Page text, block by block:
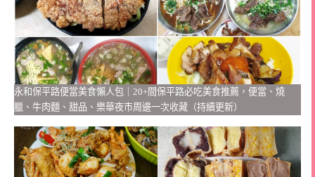
永和保平路便當美食懶人包｜20+間保平路必吃美食推薦，便當、燒
臘、牛肉麵、甜品、樂華夜市周邊一次收藏（持續更新）